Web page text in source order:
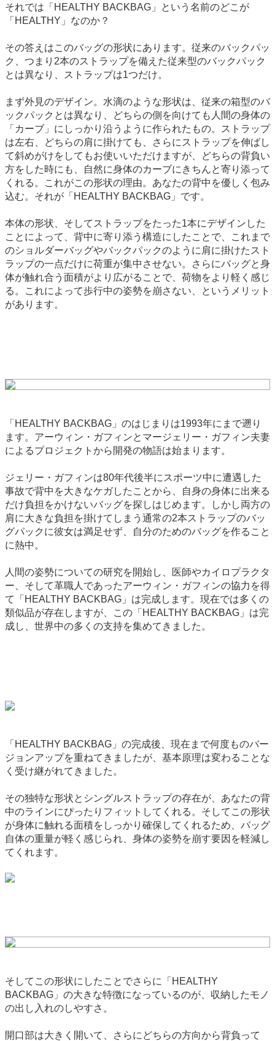
それでは「HEALTHY BACKBAG」という名前のどこが
「HEALTHY」なのか？
その答えはこのバッグの形状にあります。従来のバックパッ
ク、つまり2本のストラップを備えた従来型のバックパック
とは異なり、ストラップは1つだけ。
まず外見のデザイン。水滴のような形状は、従来の箱型のバ
ックパックとは異なり、どちらの側を向けても人間の身体の
「カーブ」にしっかり沿うように作られたもの。ストラップ
は左右、どちらの肩に掛けても、さらにストラップを伸ばし
て斜めがけをしてもお使いいただけますが、どちらの背負い
方をした時にも、自然に身体のカーブにきちんと寄り添って
くれる。これがこの形状の理由。あなたの背中を優しく包み
込む。それが「HEALTHY BACKBAG」です。
本体の形状、そしてストラップをたった1本にデザインした
ことによって、背中に寄り添う構造にしたことで、これまで
のショルダーバッグやバックパックのように肩に掛けたスト
ラップの一点だけに荷重が集中させない。さらにバッグと身
体が触れ合う面積がより広がることで、荷物をより軽く感じ
る。これによって歩行中の姿勢を崩さない、というメリット
があります。
「HEALTHY BACKBAG」のはじまりは1993年にまで遡り
ます。アーウィン・ガフィンとマージェリー・ガフィン夫妻
によるプロジェクトから開発の物語は始まります。
ジェリー・ガフィンは80年代後半にスポーツ中に遭遇した
事故で背中を大きなケガしたことから、自身の身体に出来る
だけ負担をかけないバッグを探しはじめます。しかし両方の
肩に大きな負担を掛けてしまう通常の2本ストラップのバッ
グパックに彼女は満足せず、自分のためのバッグを作ること
に熱中。
人間の姿勢についての研究を開始し、医師やカイロプラクタ
ー、そして革職人であったアーウィン・ガフィンの協力を得
て「HEALTHY BACKBAG」は完成します。現在では多くの
類似品が存在しますが、この「HEALTHY BACKBAG」は完
成し、世界中の多くの支持を集めてきました。
「HEALTHY BACKBAG」の完成後、現在まで何度ものバー
ジョンアップを重ねてきましたが、基本原理は変わることな
く受け継がれてきました。
その独特な形状とシングルストラップの存在が、あなたの背
中のラインにぴったりフィットしてくれる。そしてこの形状
が身体に触れる面積をしっかり確保してくれるため、バッグ
自体の重量が軽く感じられ、身体の姿勢を崩す要因を軽減し
てくれます。
そしてこの形状にしたことでさらに「HEALTHY
BACKBAG」の大きな特徴になっているのが、収納したモノ
の出し入れのしやすさ。
開口部は大きく開いて、さらにどちらの方向から背負って